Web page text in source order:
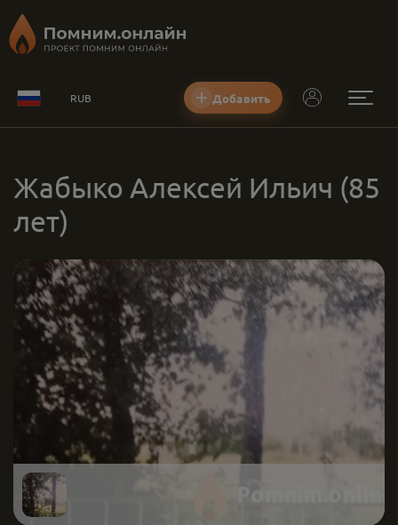
RUB Добавить
Жабыко Алексей Ильич (85
лет)